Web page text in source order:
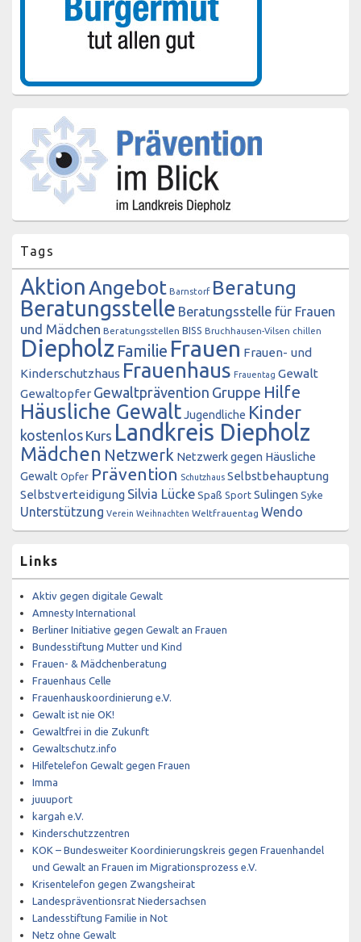
Tags
AktionAngebot Barnstorf Beratung
Beratungsstelle Beratungsstelle für Frauen
und Mädchen Beratungsstellen BISS Bruchhausen-Vilsen chillen
Diepholz Familie Frauen Frauen- und
Kinderschutzhaus Frauenhaus Frauentag Gewalt
Gewaltopfer Gewaltprävention Gruppe Hilfe
Häusliche GewaltJugendliche Kinder
kostenlos Kurs Landkreis Diepholz
Mädchen Netzwerk Netzwerk gegen Häusliche
Gewalt Opfer Prävention Schutzhaus Selbstbehauptung
Selbstverteidigung Silvia Lücke Spaß Sport Sulingen Syke
Unterstützung Verein Weihnachten Weltfrauentag Wendo
Links
Aktiv gegen digitale Gewalt
Amnesty International
Berliner Initiative gegen Gewalt an Frauen
Bundesstiftung Mutter und Kind
Frauen- & Mädchenberatung
Frauenhaus Celle
Frauenhauskoordinierung e.V.
Gewalt ist nie OK!
Gewaltfrei in die Zukunft
Gewaltschutz.info
Hilfetelefon Gewalt gegen Frauen
Imma
juuuport
kargah e.V.
Kinderschutzzentren
KOK – Bundesweiter Koordinierungskreis gegen Frauenhandel
und Gewalt an Frauen im Migrationsprozess e.V.
Krisentelefon gegen Zwangsheirat
Landespräventionsrat Niedersachsen
Landesstiftung Familie in Not
Netz ohne Gewalt